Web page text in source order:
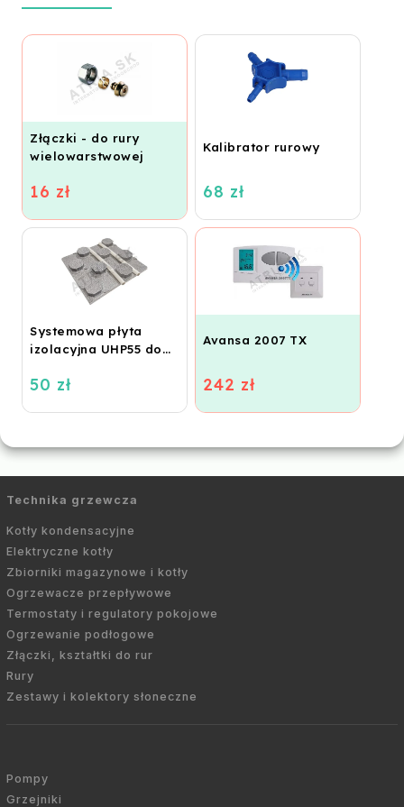
Złączki - do rury
wielowarstwowej
IVAR.TA 4420
16 zł
Kalibrator rurowy
68 zł
Systemowa płyta
izolacyjna UHP55 do
podłogowego
50 zł
Avansa 2007 TX
242 zł
Technika grzewcza
Kotły kondensacyjne
Elektryczne kotły
Zbiorniki magazynowe i kotły
Ogrzewacze przepływowe
Termostaty i regulatory pokojowe
Ogrzewanie podłogowe
Złączki, kształtki do rur
Rury
Zestawy i kolektory słoneczne
Pompy
Grzejniki